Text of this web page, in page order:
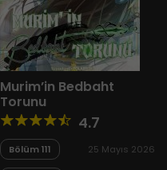
Murim’in Bedbaht
Torunu
4.7
Bölüm 111 25 Mayıs 2026